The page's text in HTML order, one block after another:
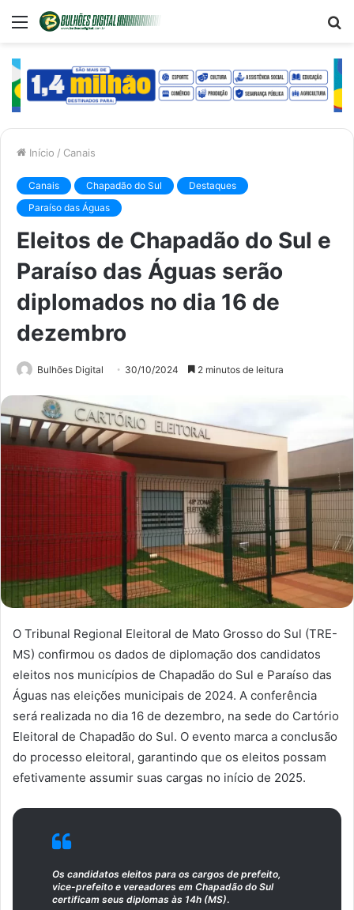
Menu
Início / Canais
Canais Chapadão do Sul
Destaques
Paraíso das Águas
Eleitos de Chapadão do Sul e
Paraíso das Águas serão
diplomados no dia 16 de
dezembro
Bulhões Digital 30/10/2024 2 minutos de leitura
O Tribunal Regional Eleitoral de Mato Grosso do Sul (TRE-
MS) confirmou os dados de diplomação dos candidatos
eleitos nos municípios de Chapadão do Sul e Paraíso das
Águas nas eleições municipais de 2024. A conferência
será realizada no dia 16 de dezembro, na sede do Cartório
Eleitoral de Chapadão do Sul. O evento marca a conclusão
do processo eleitoral, garantindo que os eleitos possam
efetivamente assumir suas cargas no início de 2025.
Os candidatos eleitos para os cargos de prefeito,
vice-prefeito e vereadores em Chapadão do Sul
certificam seus diplomas às 14h (MS).